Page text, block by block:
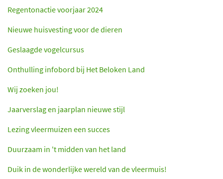
Regentonactie voorjaar 2024
Nieuwe huisvesting voor de dieren
Geslaagde vogelcursus
Onthulling infobord bij Het Beloken Land
Wij zoeken jou!
Jaarverslag en jaarplan nieuwe stijl
Lezing vleermuizen een succes
Duurzaam in 't midden van het land
Duik in de wonderlijke wereld van de vleermuis!